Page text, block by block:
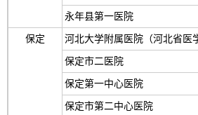
永年县第一医院
保定
河北大学附属医院（河北省医
保定市二医院
保定第一中心医院
保定市第二中心医院